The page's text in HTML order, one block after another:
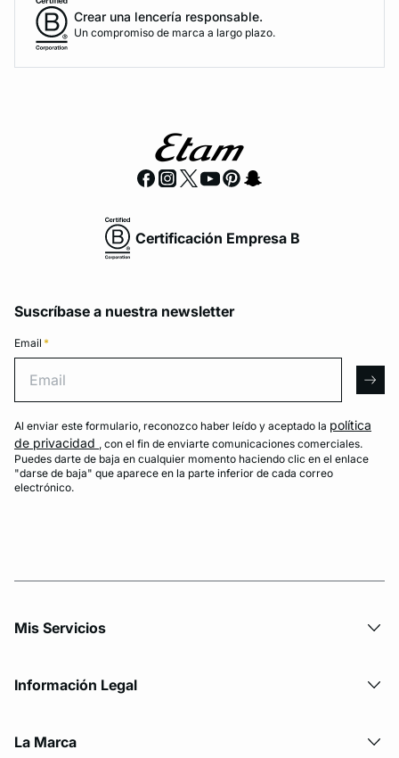
Crear una lencería responsable.
Un compromiso de marca a largo plazo.
Certificación Empresa B
Suscríbase a nuestra newsletter
Email *
Al enviar este formulario, reconozco haber leído y aceptado la política
de privacidad , con el fin de enviarte comunicaciones comerciales.
Puedes darte de baja en cualquier momento haciendo clic en el enlace
"darse de baja" que aparece en la parte inferior de cada correo
electrónico.
Mis Servicios
Información Legal
La Marca